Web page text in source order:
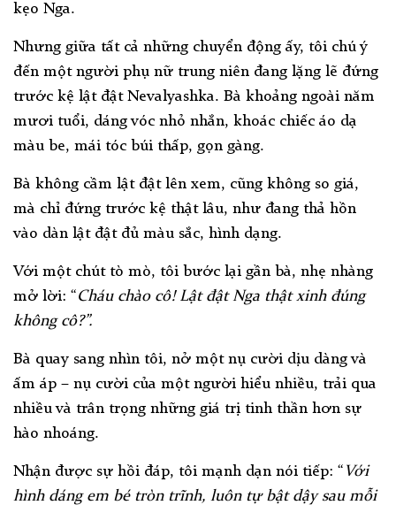
kẹo Nga.
Nhưng giữa tất cả những chuyển động ấy, tôi chú ý
đến một người phụ nữ trung niên đang lặng lẽ đứng
trước kệ lật đật Nevalyashka. Bà khoảng ngoài năm
mươi tuổi, dáng vóc nhỏ nhắn, khoác chiếc áo dạ
màu be, mái tóc búi thấp, gọn gàng.
Bà không cầm lật đật lên xem, cũng không so giá,
mà chỉ đứng trước kệ thật lâu, như đang thả hồn
vào dàn lật đật đủ màu sắc, hình dạng.
Với một chút tò mò, tôi bước lại gần bà, nhẹ nhàng
mở lời: “Cháu chào cô! Lật đật Nga thật xinh đúng
không cô?”.
Bà quay sang nhìn tôi, nở một nụ cười dịu dàng và
ấm áp – nụ cười của một người hiểu nhiều, trải qua
nhiều và trân trọng những giá trị tinh thần hơn sự
hào nhoáng.
Nhận được sự hồi đáp, tôi mạnh dạn nói tiếp: “ Với
hình dáng em bé tròn trĩnh, luôn tự bật dậy sau mỗi